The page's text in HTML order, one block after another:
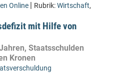
Online | Rubrik:Wirtschaft,
mit Hilfe von
Staatsschulden
Kronen